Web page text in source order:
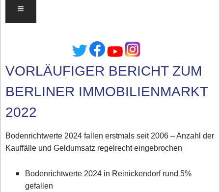
≡
VORLÄUFIGER BERICHT ZUM
BERLINER IMMOBILIENMARKT
2022
Bodenrichtwerte 2024 fallen erstmals seit 2006 – Anzahl der
Kauffälle und Geldumsatz regelrecht eingebrochen
Bodenrichtwerte 2024 in Reinickendorf rund 5%
gefallen